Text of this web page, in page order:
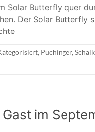
Solar Butterfly quer
Der Solar Butterfly
, Puchinger,
im